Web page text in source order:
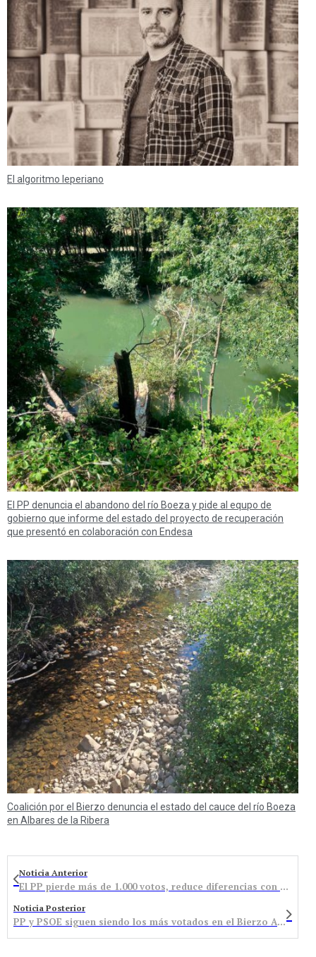
El algoritmo leperiano
El PP denuncia el abandono del río Boeza y pide al equpo de
gobierno que informe del estado del proyecto de recuperación
que presentó en colaboración con Endesa
Coalición por el Bierzo denuncia el estado del cauce del río Boeza
en Albares de la Ribera
Noticia Anterior
El PP pierde más de 1.000 votos, reduce diferencias con el PSOE y Podemos irrumpe con fuerza como tercera formación
Noticia Posterior
PP y PSOE siguen siendo los más votados en el Bierzo Alto con menos votos y un bipartidismo roto